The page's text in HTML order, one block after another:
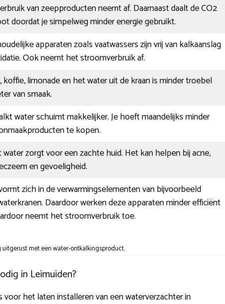
van zeepproducten neemt af. Daarnaast daalt de CO2
doordat je simpelweg minder energie gebruikt.
apparaten zoals vaatwassers zijn vrij van kalkaanslag
Ook neemt het stroomverbruik af.
koffie, limonade en het water uit de kraan is minder troebel
van smaak.
water schuimt makkelijker. Je hoeft maandelijks minder
te kopen.
zorgt voor een zachte huid. Het kan helpen bij acne,
en gevoeligheid.
zich in de verwarmingselementen van bijvoorbeeld
Daardoor werken deze apparaten minder efficiënt
neemt het stroomverbruik toe.
met een water-ontkalkingsproduct.
in Leimuiden?
het laten installeren van een waterverzachter in